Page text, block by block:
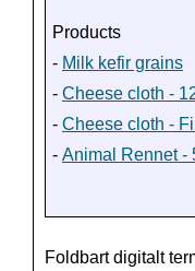
Products
- Milk kefir grains
- Cheese cloth -
- Cheese cloth -
- Animal Rennet -
Foldbart digitalt